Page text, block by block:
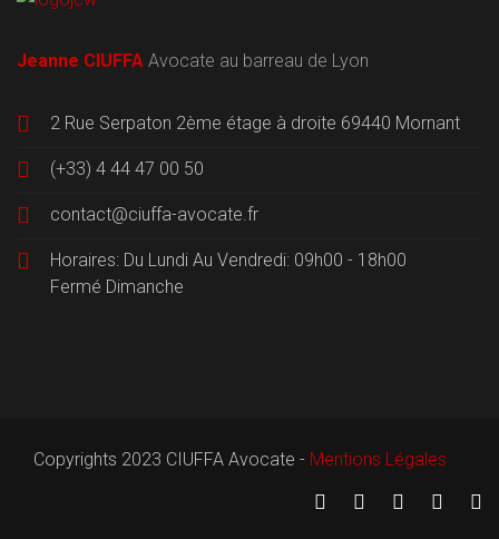
Jeanne CIUFFA Avocate au barreau de Lyon
2 Rue Serpaton 2ème étage à droite 69440 Mornant
(+33) 4 44 47 00 50
contact@ciuffa-avocate.fr
Horaires: Du Lundi Au Vendredi: 09h00 - 18h00
Fermé Dimanche
Copyrights 2023 CIUFFA Avocate - Mentions Légales